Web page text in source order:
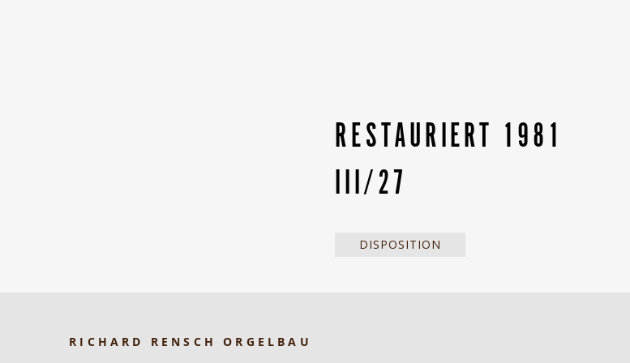
RESTAURIERT 1981
III/27
DISPOSITION
RICHARD RENSCH ORGELBAU